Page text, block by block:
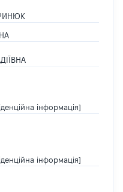
інформація]
інформація]